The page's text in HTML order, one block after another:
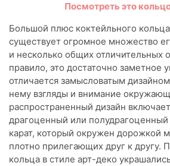
Посмотреть это
Большой плюс коктейльного
существует огромное множество
и несколько общих отличительных
правило, это достаточно заметное
отличается замысловатым
нему взгляды и внимание
распространенный дизайн
драгоценный или
карат, который окружен дорожкой
плотно прилегающих друг к другу.
кольца в стиле арт-деко